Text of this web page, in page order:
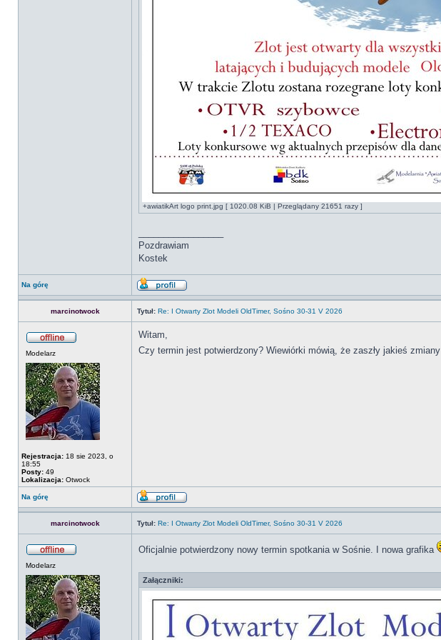
+awiatikArt logo print.jpg [ 1020.08 KiB | Przeglądany 21651 razy ]
Pozdrawiam
Kostek
Na górę
marcinotwock Tytuł: Re: I Otwarty Zlot Modeli OldTimer, Sośno 30-31 V 2026
Modelarz
Rejestracja: 18 sie 2023, o
18:55
Posty: 49
Lokalizacja: Otwock
Witam,
Czy termin jest potwierdzony? Wiewiórki mówią, że zaszły jakieś zmiany
Na górę
marcinotwock Tytuł: Re: I Otwarty Zlot Modeli OldTimer, Sośno 30-31 V 2026
Modelarz
Oficjalnie potwierdzony nowy termin spotkania w Sośnie. I nowa grafika
Załączniki: